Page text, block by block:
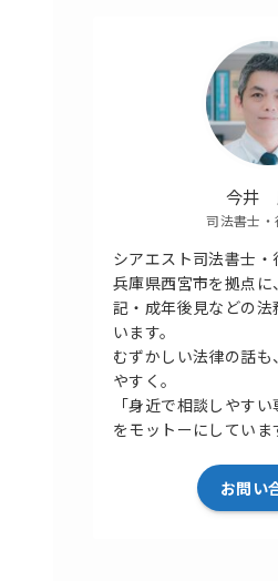
今井
司法書士・
シアエスト司法書士
兵庫県西宮市を拠点
記・成年後見などの法
います。
むずかしい法律の話も
やすく。
「身近で相談しやす
をモットーにしていま
お問い